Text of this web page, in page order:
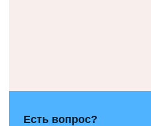
Есть вопрос?